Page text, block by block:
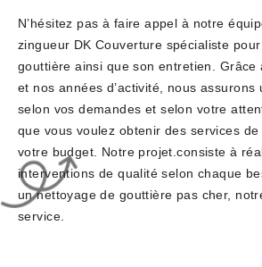
N’hésitez pas à faire appel à notre
zingueur DK Couverture spécialiste
gouttière ainsi que son entretien. Grâce
et nos années d’activité, nous assurons
selon vos demandes et selon votre
que vous voulez obtenir des services
votre budget. Notre projet.consiste à
interventions de qualité selon chaque
un nettoyage de gouttière pas cher,
service.